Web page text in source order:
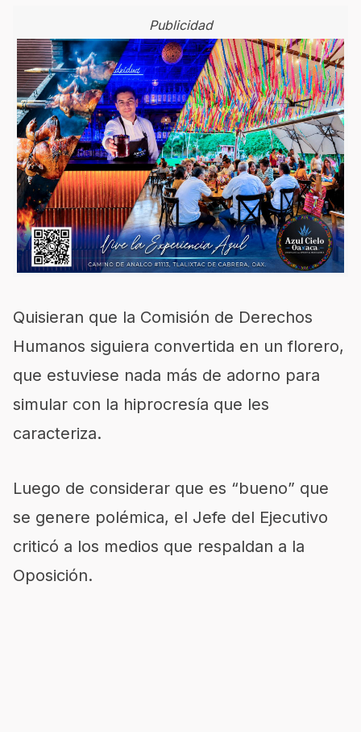
Publicidad
Quisieran que la Comisión de Derechos
Humanos siguiera convertida en un florero,
que estuviese nada más de adorno para
simular con la hiprocresía que les
caracteriza.
Luego de considerar que es “bueno” que
se genere polémica, el Jefe del Ejecutivo
criticó a los medios que respaldan a la
Oposición.